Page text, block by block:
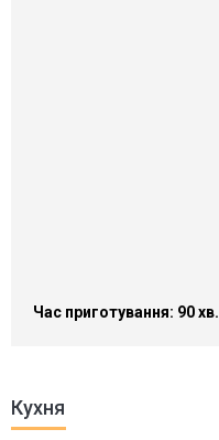
Час приготування: 90 хв.
Кухня